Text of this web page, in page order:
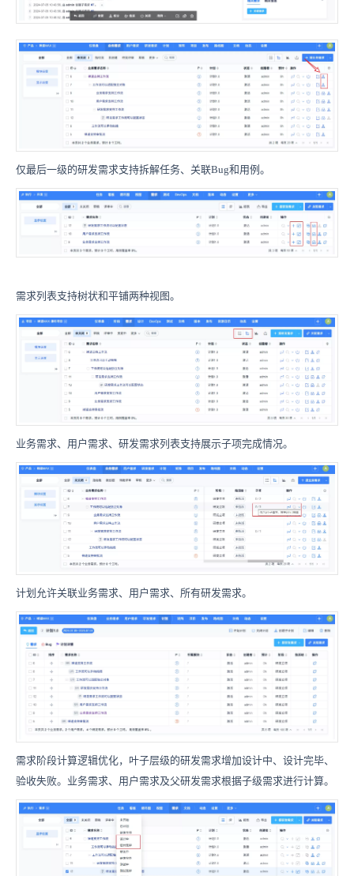
仅最后一级的研发需求支持拆解任务、关联Bug和用例。
需求列表支持树状和平铺两种视图。
业务需求、用户需求、研发需求列表支持展示子项完成情况。
计划允许关联业务需求、用户需求、所有研发需求。
需求阶段计算逻辑优化，叶子层级的研发需求增加设计中、设计完毕、
验收失败。业务需求、用户需求及父研发需求根据子级需求进行计算。